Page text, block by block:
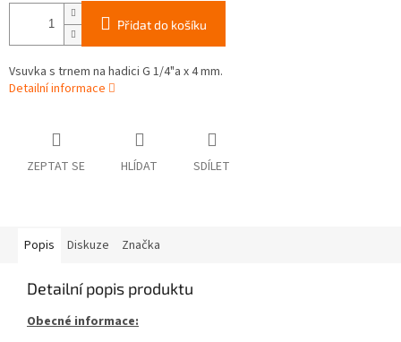
Přidat do košíku
Vsuvka s trnem na hadici G 1/4"a x 4 mm.
Detailní informace
ZEPTAT SE HLÍDAT SDÍLET
Popis Diskuze Značka
Detailní popis produktu
Obecné informace: